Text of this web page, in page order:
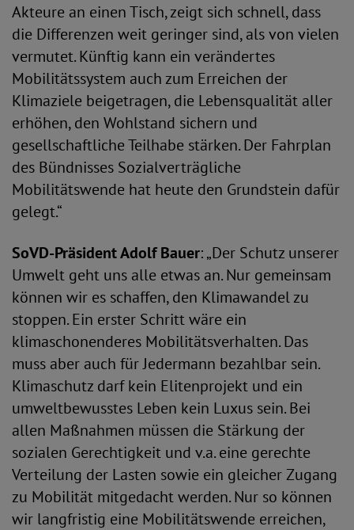
Akteure an einen Tisch, zeigt sich schnell, dass
die Differenzen weit geringer sind, als von vielen
vermutet. Künftig kann ein verändertes
Mobilitätssystem auch zum Erreichen der
Klimaziele beigetragen, die Lebensqualität aller
erhöhen, den Wohlstand sichern und
gesellschaftliche Teilhabe stärken. Der Fahrplan
des Bündnisses Sozialverträgliche
Mobilitätswende hat heute den Grundstein dafür
gelegt.“
SoVD-Präsident Adolf Bauer: „Der Schutz unserer
Umwelt geht uns alle etwas an. Nur gemeinsam
können wir es schaffen, den Klimawandel zu
stoppen. Ein erster Schritt wäre ein
klimaschonenderes Mobilitätsverhalten. Das
muss aber auch für Jedermann bezahlbar sein.
Klimaschutz darf kein Elitenprojekt und ein
umweltbewusstes Leben kein Luxus sein. Bei
allen Maßnahmen müssen die Stärkung der
sozialen Gerechtigkeit und v.a. eine gerechte
Verteilung der Lasten sowie ein gleicher Zugang
zu Mobilität mitgedacht werden. Nur so können
wir langfristig eine Mobilitätswende erreichen,